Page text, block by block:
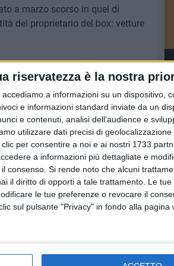
riservatezza è la nostra
a informazioni su un dispositivo,
e informazioni standard inviate da un
e contenuti, analisi dell'audience e
utilizzare dati precisi di
per consentire a noi e ai nostri 1733
a informazioni più dettagliate e
consenso. Si rende noto che alcuni
il diritto di opporti a tale trattamento. Le
le tue preferenze o revocare il
sul pulsante "Privacy" in fondo alla pagina
a marzo scorso in quel di
del proprietario del box: vetture
i Arresti per rissa a